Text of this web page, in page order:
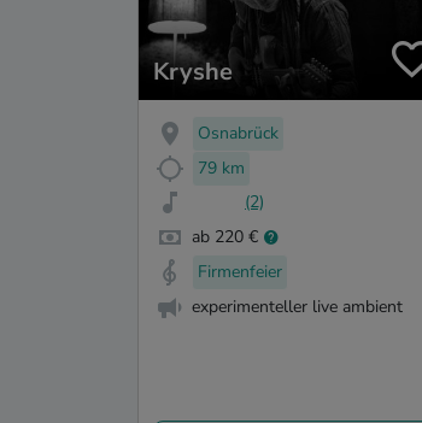
Kryshe
Osnabrück
79 km
(2)
ab 220 €
Firmenfeier
experimenteller live ambient